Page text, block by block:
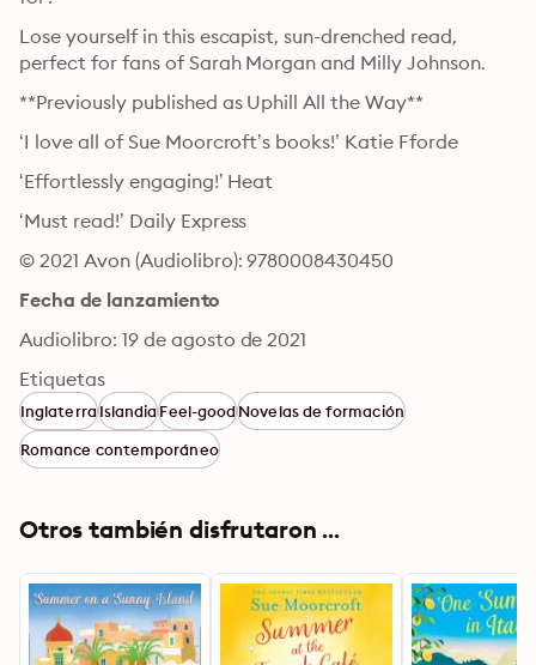
Lose yourself in this escapist, sun-drenched read,
perfect for fans of Sarah Morgan and Milly Johnson.
**Previously published as Uphill All the Way**
‘I love all of Sue Moorcroft’s books!’ Katie Fforde
‘Effortlessly engaging!’ Heat
‘Must read!’ Daily Express
© 2021 Avon (Audiolibro): 9780008430450
Fecha de lanzamiento
Audiolibro: 19 de agosto de 2021
Etiquetas
InglaterraIslandiaFeel-goodNovelas de formación
Romance contemporáneo
Otros también disfrutaron ...